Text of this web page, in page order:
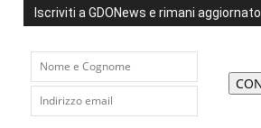
Iscriviti a GDONews e rimani aggiornato